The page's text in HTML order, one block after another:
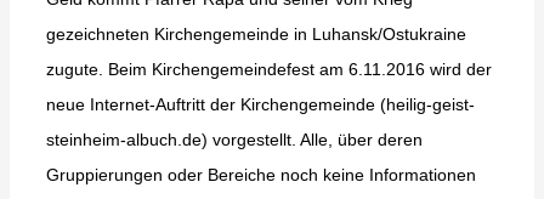
gezeichneten Kirchengemeinde in Luhansk/Ostukraine
zugute. Beim Kirchengemeindefest am 6.11.2016 wird der
neue Internet-Auftritt der Kirchengemeinde (heilig-geist-
steinheim-albuch.de) vorgestellt. Alle, über deren
Gruppierungen oder Bereiche noch keine Informationen